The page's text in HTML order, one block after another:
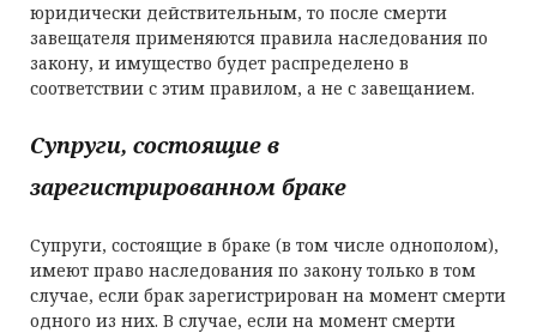
юридически действительным, то после смерти
завещателя применяются правила наследования по
закону, и имущество будет распределено в
соответствии с этим правилом, а не с завещанием.
Супруги, состоящие в
зарегистрированном браке
Супруги, состоящие в браке (в том числе однополом),
имеют право наследования по закону только в том
случае, если брак зарегистрирован на момент смерти
одного из них. В случае, если на момент смерти